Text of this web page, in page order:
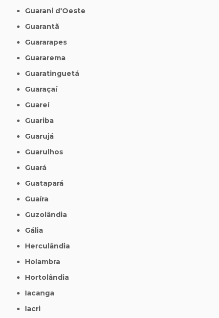
Guarani d'Oeste
Guarantã
Guararapes
Guararema
Guaratinguetá
Guaraçaí
Guareí
Guariba
Guarujá
Guarulhos
Guará
Guatapará
Guaíra
Guzolândia
Gália
Herculândia
Holambra
Hortolândia
Iacanga
Iacri